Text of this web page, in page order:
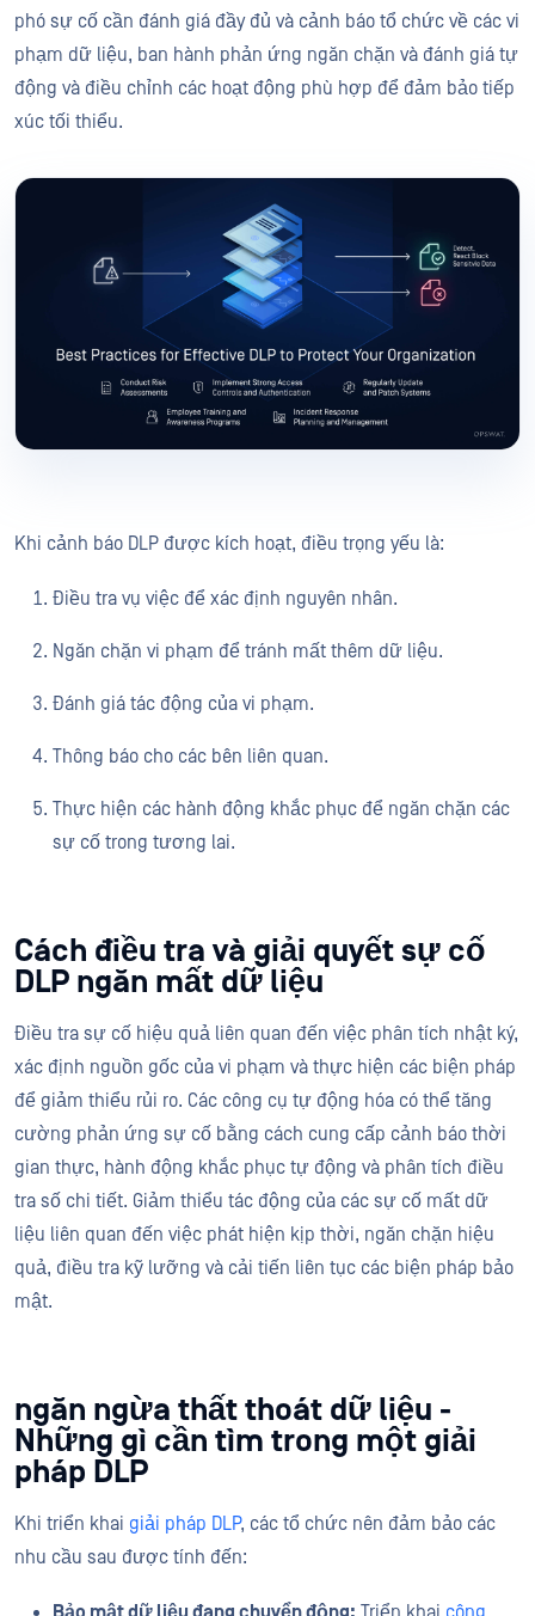
phó sự cố cần đánh giá đầy đủ và cảnh báo tổ chức về các vi
phạm dữ liệu, ban hành phản ứng ngăn chặn và đánh giá tự
động và điều chỉnh các hoạt động phù hợp để đảm bảo tiếp
xúc tối thiểu.
Khi cảnh báo DLP được kích hoạt, điều trọng yếu là:
Điều tra vụ việc để xác định nguyên nhân.
Ngăn chặn vi phạm để tránh mất thêm dữ liệu.
Đánh giá tác động của vi phạm.
Thông báo cho các bên liên quan.
Thực hiện các hành động khắc phục để ngăn chặn các
sự cố trong tương lai.
Cách điều tra và giải quyết sự cố
DLP ngăn mất dữ liệu
Điều tra sự cố hiệu quả liên quan đến việc phân tích nhật ký,
xác định nguồn gốc của vi phạm và thực hiện các biện pháp
để giảm thiểu rủi ro. Các công cụ tự động hóa có thể tăng
cường phản ứng sự cố bằng cách cung cấp cảnh báo thời
gian thực, hành động khắc phục tự động và phân tích điều
tra số chi tiết. Giảm thiểu tác động của các sự cố mất dữ
liệu liên quan đến việc phát hiện kịp thời, ngăn chặn hiệu
quả, điều tra kỹ lưỡng và cải tiến liên tục các biện pháp bảo
mật.
ngăn ngừa thất thoát dữ liệu -
Những gì cần tìm trong một giải
pháp DLP
Khi triển khai giải pháp DLP, các tổ chức nên đảm bảo các
nhu cầu sau được tính đến: